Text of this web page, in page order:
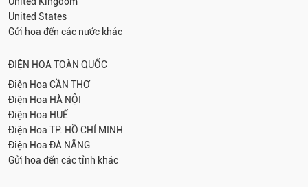
United States
Gửi hoa đến các nước khác
ĐIỆN HOA TOÀN QUỐC
Điện Hoa CẦN THƠ
Điện Hoa HÀ NỘI
Điện Hoa HUẾ
Điện Hoa TP. HỒ CHÍ MINH
Điện Hoa ĐÀ NẴNG
Gửi hoa đến các tỉnh khác